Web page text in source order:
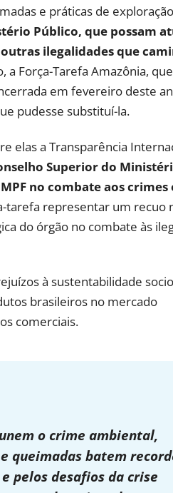
e práticas de
Público, que possam
ilegalidades que
a Força-Tarefa Amazônia,
em fevereiro deste
pudesse substituí-la.
elas a Transparência
Superior do
no combate aos crimes
tarefa representar um recuo
do órgão no combate às
à sustentabilidade
brasileiros no mercado
comerciais.
o crime ambiental,
queimadas batem
pelos desafios da crise